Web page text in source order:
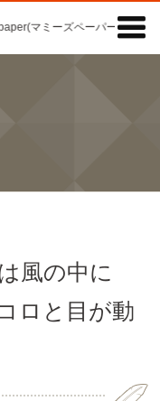
マミーズペーパー)の「記事

風の中に
と目が動